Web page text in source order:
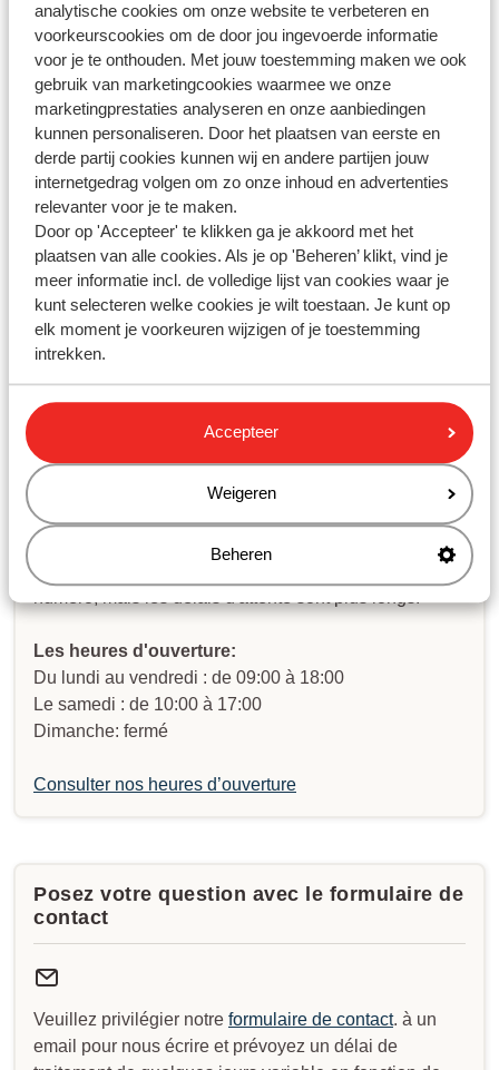
analytische cookies om onze website te verbeteren en
voorkeurscookies om de door jou ingevoerde informatie
voor je te onthouden. Met jouw toestemming maken we ook
gebruik van marketingcookies waarmee we onze
marketingprestaties analyseren en onze aanbiedingen
kunnen personaliseren. Door het plaatsen van eerste en
derde partij cookies kunnen wij en andere partijen jouw
internetgedrag volgen om zo onze inhoud en advertenties
relevanter voor je te maken.
Door op 'Accepteer' te klikken ga je akkoord met het
plaatsen van alle cookies. Als je op 'Beheren’ klikt, vind je
meer informatie incl. de volledige lijst van cookies waar je
kunt selecteren welke cookies je wilt toestaan. Je kunt op
elk moment je voorkeuren wijzigen of je toestemming
intrekken.
Accepteer
Weigeren
Beheren
Pegasus - Réservation de siège
Dernière modification le Ven, 21 Févr., 2025 à 12:39 H
Ryanair - Réservation de siège
Dernière modification le Ven, 12 Juin à 12:24 H
< Précédent 1
Vous n'avez pas trouvé la réponse à
votre question?
Contactez-nous par WhatsApp !
Envoyez-nous un message WhatsApp au
+3238081092
Les heures d'ouverture:
Du lundi au vendredi : de 09:00 à 18:00
Le samedi : de 10:00 à 17:00
Dimanche: fermé
Consulter nos heures d’ouverture
Posez votre question avec le formulaire de
contact
Veuillez privilégier notre formulaire de contact. à un
email pour nous écrire et prévoyez un délai de